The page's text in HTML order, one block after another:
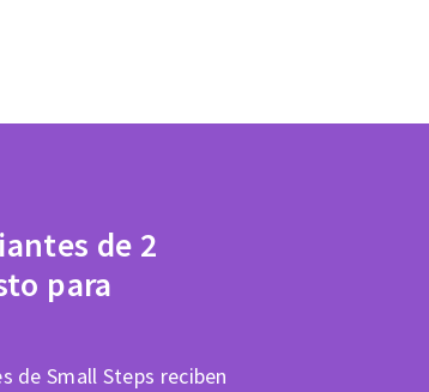
de 2
para
de Small Steps reciben